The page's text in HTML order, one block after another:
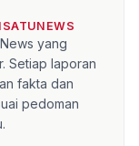
yang
Setiap laporan
fakta dan
pedoman